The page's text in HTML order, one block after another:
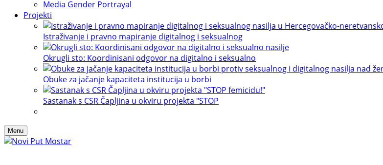
Media Gender Portrayal
Projekti
Istraživanje i pravno mapiranje digitalnog i seksualnog
Okrugli sto: Koordinisani odgovor na digitalno i seksualno
Obuke za jačanje kapaciteta institucija u borbi
Sastanak s CSR Čapljina u okviru projekta "STOP
Menu